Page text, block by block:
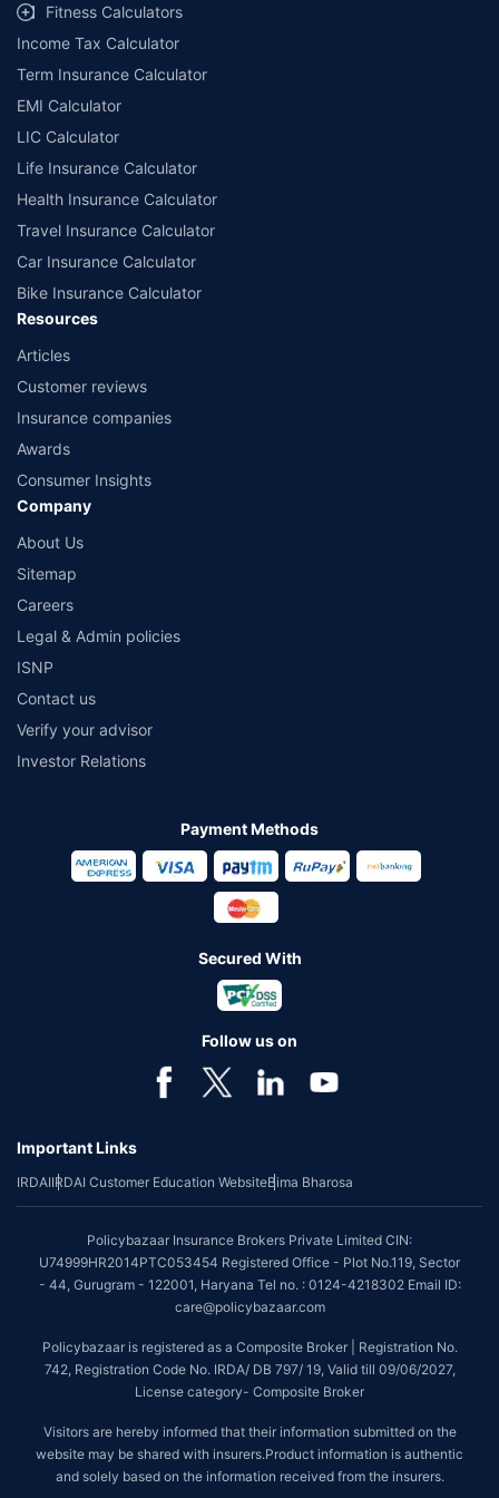
Fitness Calculators
Income Tax Calculator
Term Insurance Calculator
EMI Calculator
LIC Calculator
Life Insurance Calculator
Health Insurance Calculator
Travel Insurance Calculator
Car Insurance Calculator
Bike Insurance Calculator
Resources
Articles
Customer reviews
Insurance companies
Awards
Consumer Insights
Company
About Us
Sitemap
Careers
Legal & Admin policies
ISNP
Contact us
Verify your advisor
Investor Relations
Payment Methods
Secured With
Follow us on
Important Links
IRDAIIRDAI Customer Education WebsiteBima Bharosa
Policybazaar Insurance Brokers Private Limited CIN:
U74999HR2014PTC053454 Registered Office - Plot No.119, Sector
- 44, Gurugram - 122001, Haryana Tel no. : 0124-4218302 Email ID:
care@policybazaar.com
Policybazaar is registered as a Composite Broker | Registration No.
742, Registration Code No. IRDA/ DB 797/ 19, Valid till 09/06/2027,
License category- Composite Broker
Visitors are hereby informed that their information submitted on the
website may be shared with insurers.Product information is authentic
and solely based on the information received from the insurers.